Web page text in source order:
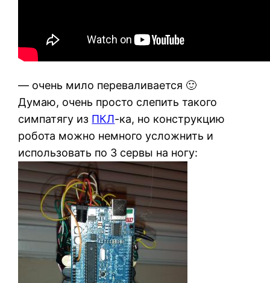
— очень мило переваливается 🙂
Думаю, очень просто слепить такого
симпатягу из ПКЛ-ка, но конструкцию
робота можно немного усложнить и
использовать по 3 сервы на ногу: